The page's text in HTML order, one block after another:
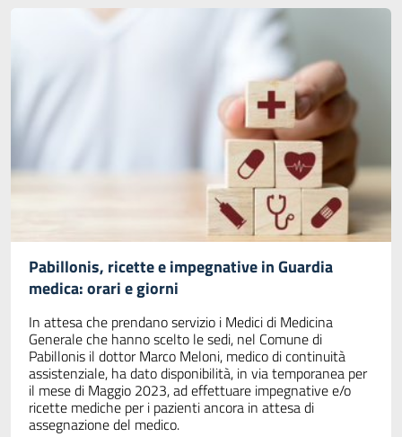
Pabillonis, ricette e impegnative in Guardia
medica: orari e giorni
In attesa che prendano servizio i Medici di Medicina
Generale che hanno scelto le sedi, nel Comune di
Pabillonis il dottor Marco Meloni, medico di continuità
assistenziale, ha dato disponibilità, in via temporanea per
il mese di Maggio 2023, ad effettuare impegnative e/o
ricette mediche per i pazienti ancora in attesa di
assegnazione del medico.